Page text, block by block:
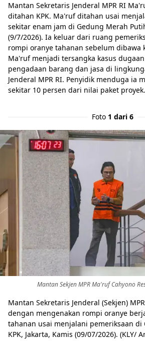
Mantan Sekretaris Jenderal MPR RI
ditahan KPK. Ma'ruf ditahan usai
sekitar enam jam di Gedung Merah
(9/7/2026). Ia keluar dari ruang
rompi oranye tahanan sebelum dibawa
Ma'ruf menjadi tersangka kasus
pengadaan barang dan jasa di
Jenderal MPR RI. Penyidik menduga ia
sekitar 10 persen dari nilai paket proyek.
Foto 1 dari 6
Mantan Sekjen MPR Ma'ruf Cahyono
Mantan Sekretaris Jenderal (Sekjen)
dengan mengenakan rompi oranye
tahanan usai menjalani pemeriksaan di
KPK, Jakarta, Kamis (09/07/2026). (KLY/